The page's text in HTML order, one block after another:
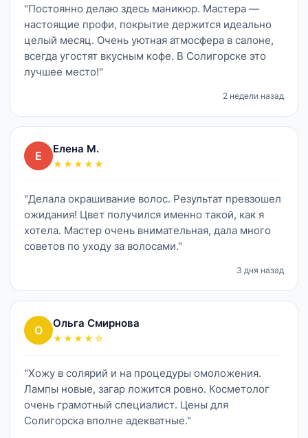
"Постоянно делаю здесь маникюр. Мастера —
настоящие профи, покрытие держится идеально
целый месяц. Очень уютная атмосфера в салоне,
всегда угостят вкусным кофе. В Солигорске это
лучшее место!"
2 недели назад
Е Елена М.
★★★★★
"Делала окрашивание волос. Результат превзошел
ожидания! Цвет получился именно такой, как я
хотела. Мастер очень внимательная, дала много
советов по уходу за волосами."
3 дня назад
О Ольга Смирнова
★★★★☆
"Хожу в солярий и на процедуры омоложения.
Лампы новые, загар ложится ровно. Косметолог
очень грамотный специалист. Цены для
Солигорска вполне адекватные."